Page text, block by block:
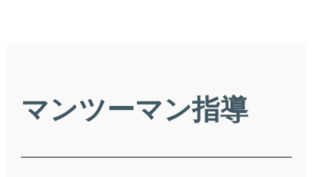
マンツーマン指導